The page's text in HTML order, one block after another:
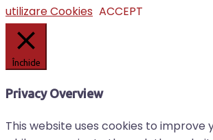
utilizare Cookies ACCEPT
Închide
Privacy Overview
This website uses cookies to improve